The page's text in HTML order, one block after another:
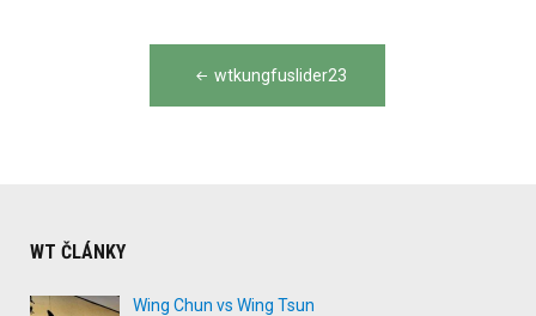
navigation
wtkungfuslider23
WT ČLÁNKY
Wing Chun vs Wing Tsun